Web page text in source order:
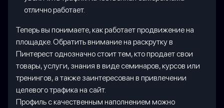
отлично работает.
Теперь вы понимаете, как работает продвижение на
площадке. Обратить внимание на раскрутку в
Пинтерест однозначно стоит тем, кто продает свои
товары, услуги, знания в виде семинаров, курсов или
тренингов, а также заинтересован в привлечении
целевого трафика на сайт.
Профиль с качественным наполнением можно